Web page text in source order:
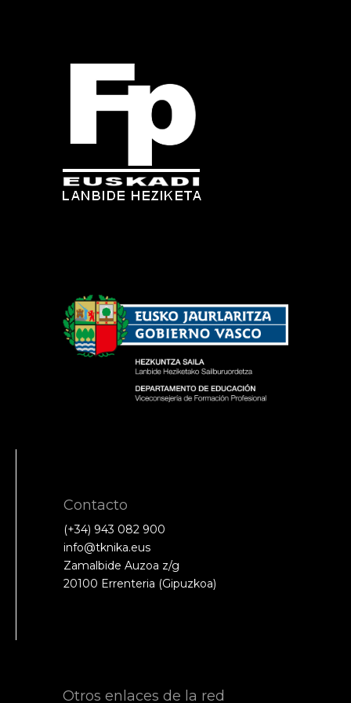
Contacto
(+34) 943 082 900
info@tknika.eus
Zamalbide Auzoa z/g
20100 Errenteria (Gipuzkoa)
Otros enlaces de la red